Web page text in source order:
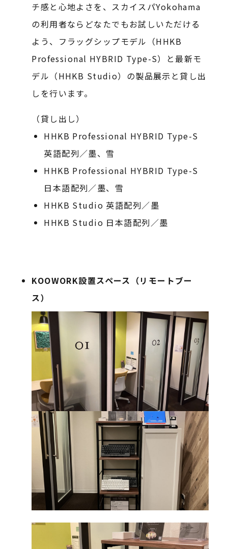
チ感と心地よさを、スカイスパYokohama
の利用者ならどなたでもお試しいただける
よう、フラッグシップモデル（HHKB
Professional HYBRID Type-S）と最新モ
デル（HHKB Studio）の製品展示と貸し出
しを行います。
（貸し出し）
HHKB Professional HYBRID Type-S
英語配列／墨、雪
HHKB Professional HYBRID Type-S
日本語配列／墨、雪
HHKB Studio 英語配列／墨
HHKB Studio 日本語配列／墨
KOOWORK設置スペース（リモートブー
ス）